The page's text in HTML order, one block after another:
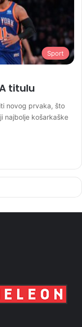
Sport
titulu
novog prvaka, što
najbolje košarkaške